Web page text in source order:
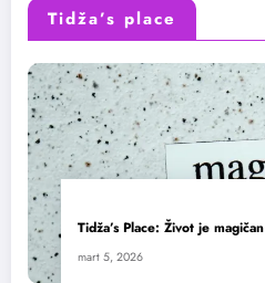
Tidža’s place
Tidža’s Place: Život je magičan
mart 5, 2026